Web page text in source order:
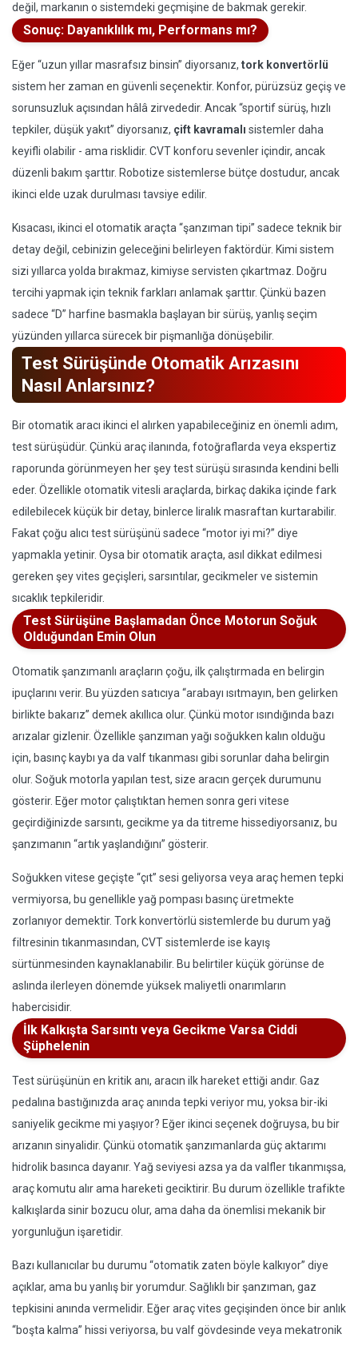
değil, markanın o sistemdeki geçmişine de bakmak gerekir.
Sonuç: Dayanıklılık mı, Performans mı?
Eğer “uzun yıllar masrafsız binsin” diyorsanız, tork konvertörlü
sistem her zaman en güvenli seçenektir. Konfor, pürüzsüz geçiş ve
sorunsuzluk açısından hâlâ zirvededir. Ancak “sportif sürüş, hızlı
tepkiler, düşük yakıt” diyorsanız, çift kavramalı sistemler daha
keyifli olabilir - ama risklidir. CVT konforu sevenler içindir, ancak
düzenli bakım şarttır. Robotize sistemlerse bütçe dostudur, ancak
ikinci elde uzak durulması tavsiye edilir.
Kısacası, ikinci el otomatik araçta “şanzıman tipi” sadece teknik bir
detay değil, cebinizin geleceğini belirleyen faktördür. Kimi sistem
sizi yıllarca yolda bırakmaz, kimiyse servisten çıkartmaz. Doğru
tercihi yapmak için teknik farkları anlamak şarttır. Çünkü bazen
sadece “D” harfine basmakla başlayan bir sürüş, yanlış seçim
yüzünden yıllarca sürecek bir pişmanlığa dönüşebilir.
Test Sürüşünde Otomatik Arızasını
Nasıl Anlarsınız?
Bir otomatik aracı ikinci el alırken yapabileceğiniz en önemli adım,
test sürüşüdür. Çünkü araç ilanında, fotoğraflarda veya ekspertiz
raporunda görünmeyen her şey test sürüşü sırasında kendini belli
eder. Özellikle otomatik vitesli araçlarda, birkaç dakika içinde fark
edilebilecek küçük bir detay, binlerce liralık masraftan kurtarabilir.
Fakat çoğu alıcı test sürüşünü sadece “motor iyi mi?” diye
yapmakla yetinir. Oysa bir otomatik araçta, asıl dikkat edilmesi
gereken şey vites geçişleri, sarsıntılar, gecikmeler ve sistemin
sıcaklık tepkileridir.
Test Sürüşüne Başlamadan Önce Motorun Soğuk
Olduğundan Emin Olun
Otomatik şanzımanlı araçların çoğu, ilk çalıştırmada en belirgin
ipuçlarını verir. Bu yüzden satıcıya “arabayı ısıtmayın, ben gelirken
birlikte bakarız” demek akıllıca olur. Çünkü motor ısındığında bazı
arızalar gizlenir. Özellikle şanzıman yağı soğukken kalın olduğu
için, basınç kaybı ya da valf tıkanması gibi sorunlar daha belirgin
olur. Soğuk motorla yapılan test, size aracın gerçek durumunu
gösterir. Eğer motor çalıştıktan hemen sonra geri vitese
geçirdiğinizde sarsıntı, gecikme ya da titreme hissediyorsanız, bu
şanzımanın “artık yaşlandığını” gösterir.
Soğukken vitese geçişte “çıt” sesi geliyorsa veya araç hemen tepki
vermiyorsa, bu genellikle yağ pompası basınç üretmekte
zorlanıyor demektir. Tork konvertörlü sistemlerde bu durum yağ
filtresinin tıkanmasından, CVT sistemlerde ise kayış
sürtünmesinden kaynaklanabilir. Bu belirtiler küçük görünse de
aslında ilerleyen dönemde yüksek maliyetli onarımların
habercisidir.
İlk Kalkışta Sarsıntı veya Gecikme Varsa Ciddi
Şüphelenin
Test sürüşünün en kritik anı, aracın ilk hareket ettiği andır. Gaz
pedalına bastığınızda araç anında tepki veriyor mu, yoksa bir-iki
saniyelik gecikme mi yaşıyor? Eğer ikinci seçenek doğruysa, bu bir
arızanın sinyalidir. Çünkü otomatik şanzımanlarda güç aktarımı
hidrolik basınca dayanır. Yağ seviyesi azsa ya da valfler tıkanmışsa,
araç komutu alır ama hareketi geciktirir. Bu durum özellikle trafikte
kalkışlarda sinir bozucu olur, ama daha da önemlisi mekanik bir
yorgunluğun işaretidir.
Bazı kullanıcılar bu durumu “otomatik zaten böyle kalkıyor” diye
açıklar, ama bu yanlış bir yorumdur. Sağlıklı bir şanzıman, gaz
tepkisini anında vermelidir. Eğer araç vites geçişinden önce bir anlık
“boşta kalma” hissi veriyorsa, bu valf gövdesinde veya mekatronik